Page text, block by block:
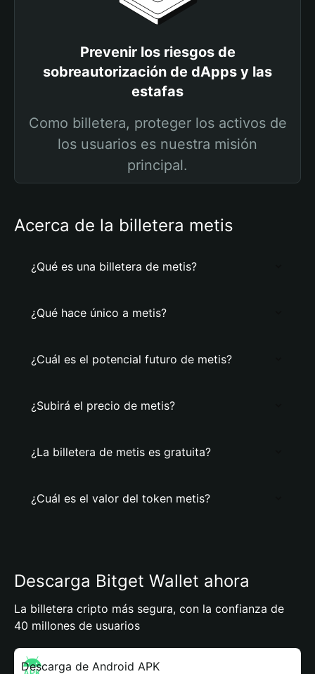
Prevenir los riesgos de
sobreautorización de dApps y las
estafas
Como billetera, proteger los activos de
los usuarios es nuestra misión
principal.
Acerca de la billetera metis
¿Qué es una billetera de metis?
¿Qué hace único a metis?
¿Cuál es el potencial futuro de metis?
¿Subirá el precio de metis?
¿La billetera de metis es gratuita?
¿Cuál es el valor del token metis?
Descarga Bitget Wallet ahora
La billetera cripto más segura, con la confianza de
40 millones de usuarios
Descarga de Android APK